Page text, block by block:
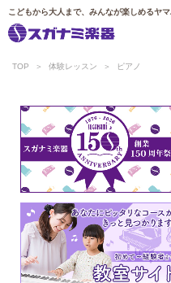
こどもから大人まで、みんなが楽しめるヤ
TOP 体験レッスン ピアノ